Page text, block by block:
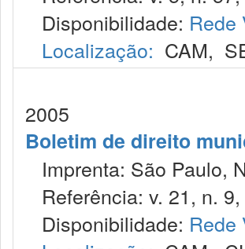
Disponibilidade: Rede
Localização: CAM,
2005
Boletim de direito
Imprenta: São Paulo,
Referência: v. 21, n.
Disponibilidade: Rede